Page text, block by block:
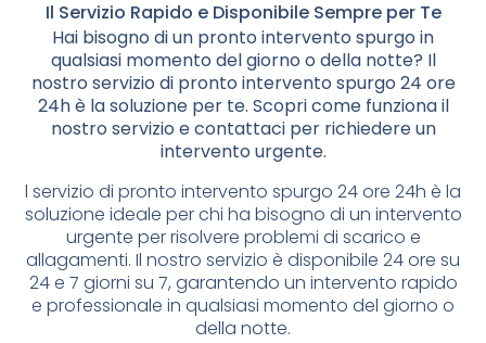
Il Servizio Rapido e Disponibile Sempre per Te
Hai bisogno di un pronto intervento spurgo in
qualsiasi momento del giorno o della notte? Il
nostro servizio di pronto intervento spurgo 24 ore
24h è la soluzione per te. Scopri come funziona il
nostro servizio e contattaci per richiedere un
intervento urgente.
l servizio di pronto intervento spurgo 24 ore 24h è la
soluzione ideale per chi ha bisogno di un intervento
urgente per risolvere problemi di scarico e
allagamenti. Il nostro servizio è disponibile 24 ore su
24 e 7 giorni su 7, garantendo un intervento rapido
e professionale in qualsiasi momento del giorno o
della notte.